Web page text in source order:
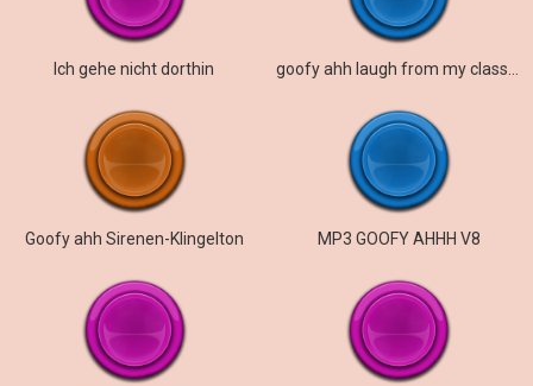
Ich gehe nicht dorthin
Goofy ahh Sirenen-Klingelton MP3 GOOFY AHHH V8